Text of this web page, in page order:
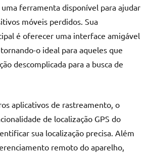
uma ferramenta disponível para ajudar
móveis perdidos. Sua
é oferecer uma interface amigável
o ideal para aqueles que
descomplicada para a busca de
aplicativos de rastreamento, o
de localização GPS do
sua localização precisa. Além
remoto do aparelho,